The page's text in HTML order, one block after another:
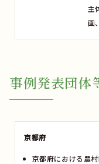
主
画
事例発表団体
京都府
京都府における農